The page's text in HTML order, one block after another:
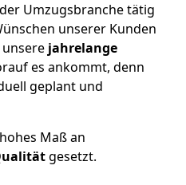
Umzugsbranche tätig
unserer Kunden
jahrelange
es ankommt, denn
geplant und
Maß an
gesetzt.